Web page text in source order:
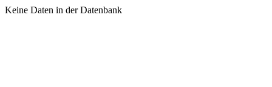
Keine Daten in der Datenbank